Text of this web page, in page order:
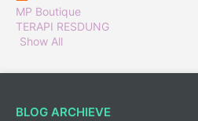
MP Boutique
TERAPI RESDUNG
Show All
BLOG ARCHIEVE